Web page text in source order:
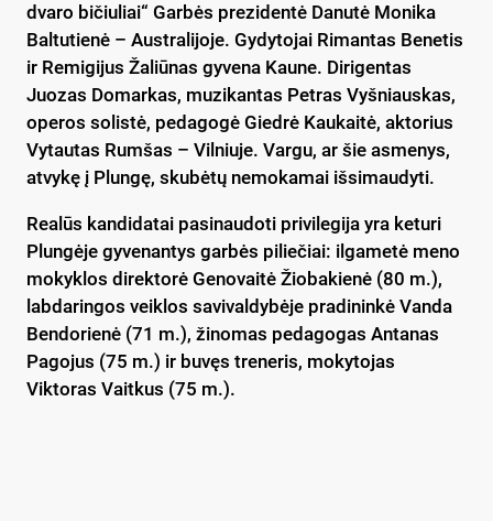
dvaro bičiuliai“ Garbės prezidentė Danutė Monika
Baltutienė – Australijoje. Gydytojai Rimantas Benetis
ir Remigijus Žaliūnas gyvena Kaune. Dirigentas
Juozas Domarkas, muzikantas Petras Vyšniauskas,
operos solistė, pedagogė Giedrė Kaukaitė, aktorius
Vytautas Rumšas – Vilniuje. Vargu, ar šie asmenys,
atvykę į Plungę, skubėtų nemokamai išsimaudyti.
Realūs kandidatai pasinaudoti privilegija yra keturi
Plungėje gyvenantys garbės piliečiai: ilgametė meno
mokyklos direktorė Genovaitė Žiobakienė (80 m.),
labdaringos veiklos savivaldybėje pradininkė Vanda
Bendorienė (71 m.), žinomas pedagogas Antanas
Pagojus (75 m.) ir buvęs treneris, mokytojas
Viktoras Vaitkus (75 m.).